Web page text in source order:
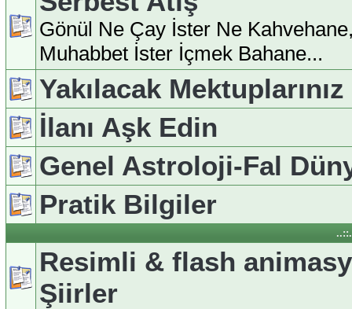
Gönül Ne Çay İster Ne
Muhabbet İster İçmek Bahane...
Yakılacak Mektuplarınız
İlanı Aşk Edin
Genel Astroloji-Fal
Pratik Bilgiler
Resimli & flash
Şiirler